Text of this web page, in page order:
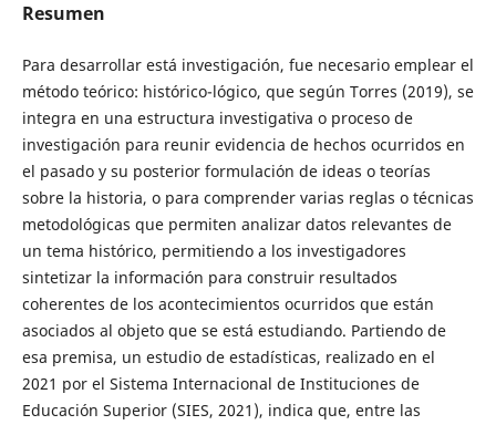
Resumen
Para desarrollar está investigación, fue necesario emplear el
método teórico: histórico-lógico, que según Torres (2019), se
integra en una estructura investigativa o proceso de
investigación para reunir evidencia de hechos ocurridos en
el pasado y su posterior formulación de ideas o teorías
sobre la historia, o para comprender varias reglas o técnicas
metodológicas que permiten analizar datos relevantes de
un tema histórico, permitiendo a los investigadores
sintetizar la información para construir resultados
coherentes de los acontecimientos ocurridos que están
asociados al objeto que se está estudiando. Partiendo de
esa premisa, un estudio de estadísticas, realizado en el
2021 por el Sistema Internacional de Instituciones de
Educación Superior (SIES, 2021), indica que, entre las